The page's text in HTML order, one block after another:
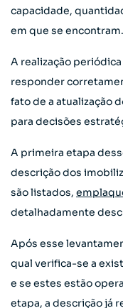
capacidade,
em que se encontram.
A realização
responder
fato de a atualização
para decisões
A primeira etapa
descrição dos
são listados,
detalhadamente
Após esse
qual verifica-se a
e se estes estão
etapa, a descrição já